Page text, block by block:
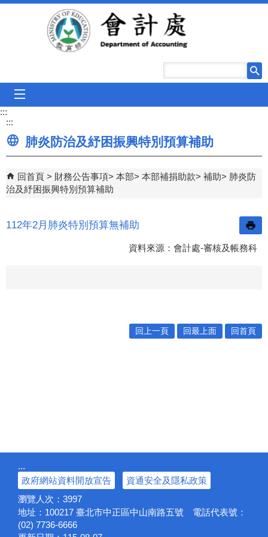
跳到主要內容區塊
:::
:::
肺炎防治及紓困振興特別預算補助
回首頁 財務公告事項 本部 本部補捐助款 補助
肺炎防
治及紓困振興特別預算補助
112年2月肺炎特別預算無補助
資料來源：會計處-審核及帳務科
回上一頁 回最上面 回首頁
:::
政府網站資料開放宣告
資通安全及隱私政策
瀏覽人次： 3997
地址：100217 臺北市中正區中山南路五號 電話代表號：
(02) 7736-6666